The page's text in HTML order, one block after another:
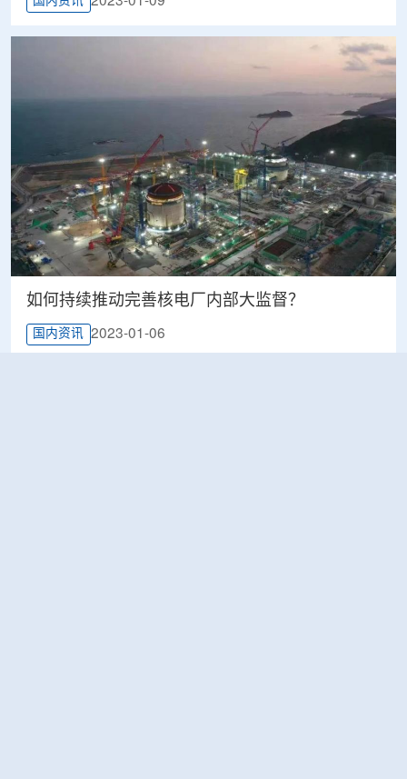
如何持续推动完善核电厂内部大监督？
国内资讯 2023-01-06